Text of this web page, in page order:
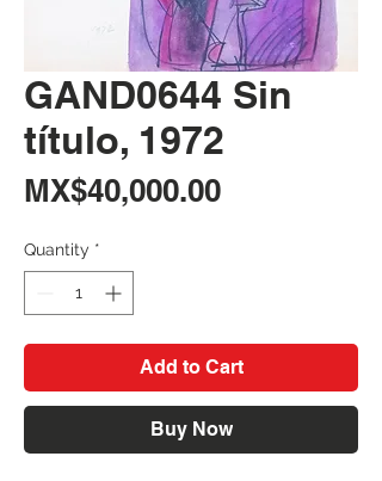
GAND0644 Sin
título, 1972
MX$40,000.00Price
Quantity *
Add to Cart
Buy Now